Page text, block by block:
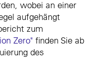
wobei an einer
aufgehängt
zum
Zero" finden Sie ab
des